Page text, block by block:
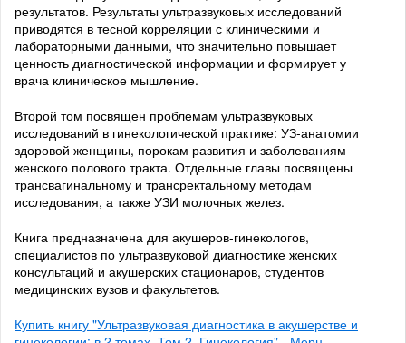
результатов. Результаты ультразвуковых исследований
приводятся в тесной корреляции с клиническими и
лабораторными данными, что значительно повышает
ценность диагностической информации и формирует у
врача клиническое мышление.
Второй том посвящен проблемам ультразвуковых
исследований в гинекологической практике: УЗ-анатомии
здоровой женщины, порокам развития и заболеваниям
женского полового тракта. Отдельные главы посвящены
трансвагинальному и трансректальному методам
исследования, а также УЗИ молочных желез.
Книга предназначена для акушеров-гинекологов,
специалистов по ультразвуковой диагностике женских
консультаций и акушерских стационаров, студентов
медицинских вузов и факультетов.
Купить книгу "Ультразвуковая диагностика в акушерстве и